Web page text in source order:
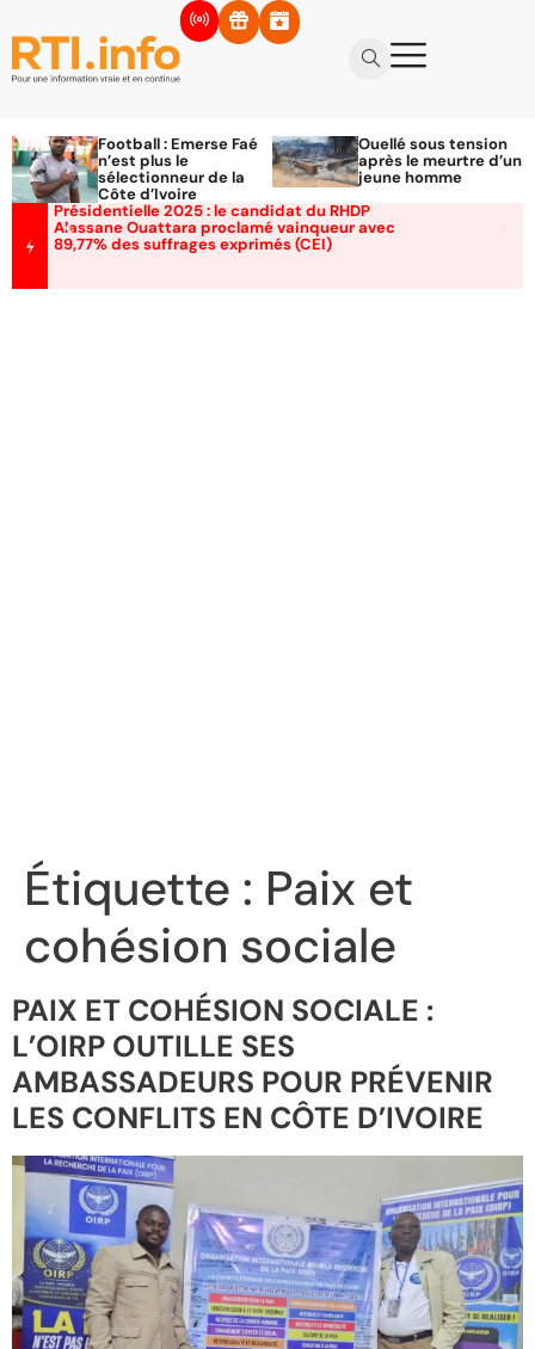
Football : Emerse Faé
n’est plus le
sélectionneur de la
Côte d’Ivoire
Ouellé sous tension
après le meurtre d’un
jeune homme
Présidentielle 2025 : le candidat du RHDP
Alassane Ouattara proclamé vainqueur avec
89,77% des suffrages exprimés (CEI)
Étiquette : Paix et
cohésion sociale
PAIX ET COHÉSION SOCIALE :
L’OIRP OUTILLE SES
AMBASSADEURS POUR PRÉVENIR
LES CONFLITS EN CÔTE D’IVOIRE